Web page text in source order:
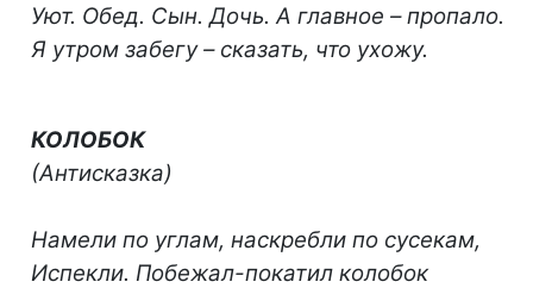
Уют. Обед. Сын. Дочь. А главное – пропало.
Я утром забегу – сказать, что ухожу.
КОЛОБОК
(Антисказка)
Намели по углам, наскребли по сусекам,
Испекли. Побежал-покатил колобок